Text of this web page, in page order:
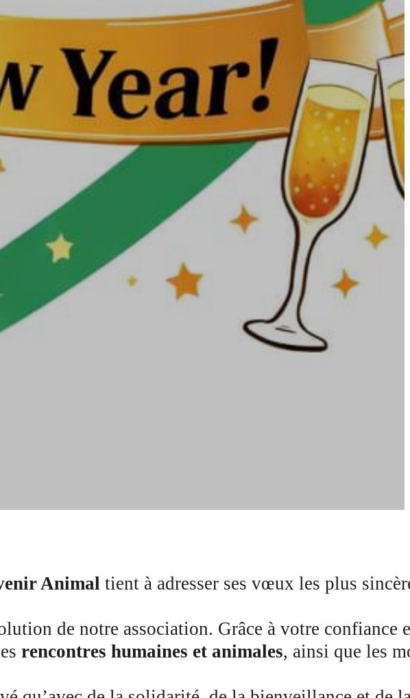
Animal tient à adresser ses vœux les plus
de notre association. Grâce à votre
rencontres humaines et animales, ainsi que les